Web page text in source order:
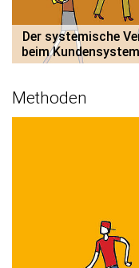
beim
Methoden